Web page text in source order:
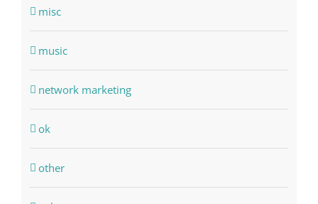
misc
music
network marketing
ok
other